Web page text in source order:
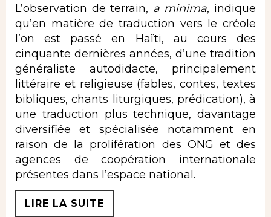
L’observation de terrain, a minima, indique
qu’en matière de traduction vers le créole
l’on est passé en Haïti, au cours des
cinquante dernières années, d’une tradition
généraliste autodidacte, principalement
littéraire et religieuse (fables, contes, textes
bibliques, chants liturgiques, prédication), à
une traduction plus technique, davantage
diversifiée et spécialisée notamment en
raison de la prolifération des ONG et des
agences de coopération internationale
présentes dans l’espace national.
LIRE LA SUITE